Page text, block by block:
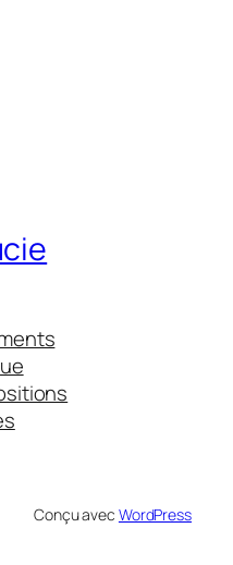
Conçu avec WordPress